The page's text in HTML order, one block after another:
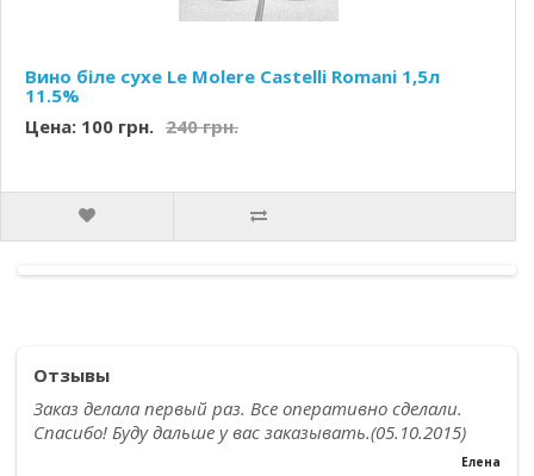
Вино біле сухе Le Molere Castelli Romani 1,5л
11.5%
Цена: 100 грн. 240 грн.
Отзывы
Заказ делала первый раз. Все оперативно сделали.
Спасибо! Буду дальше у вас заказывать.(05.10.2015)
Елена